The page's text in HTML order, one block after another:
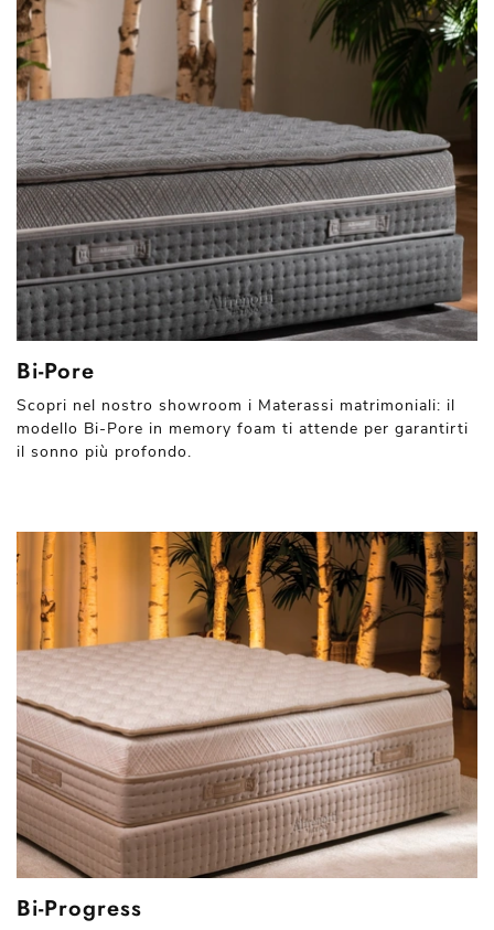
Bi-Pore
Scopri nel nostro showroom i Materassi matrimoniali: il
modello Bi-Pore in memory foam ti attende per garantirti
il sonno più profondo.
Bi-Progress